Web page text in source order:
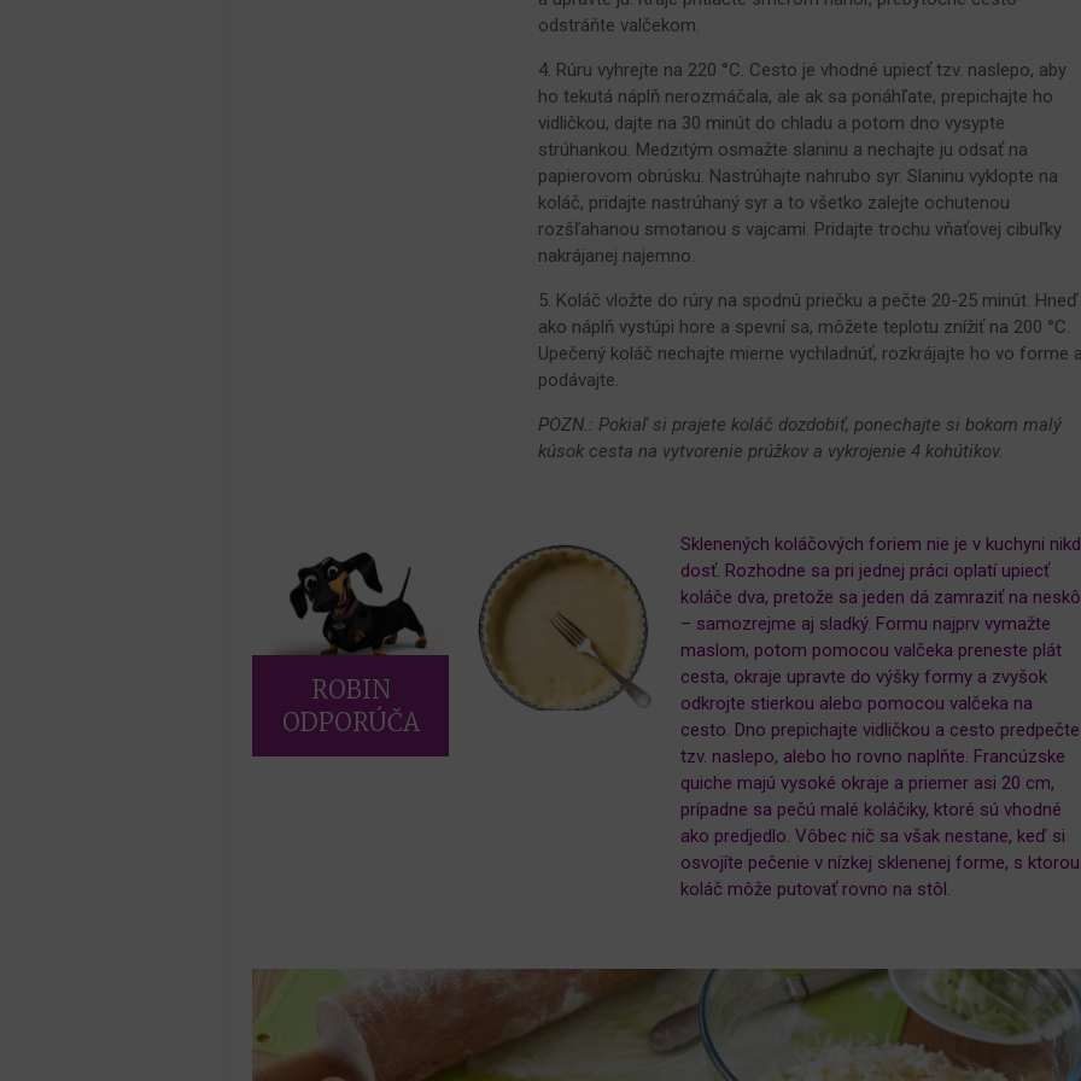
odstráňte valčekom.
4. Rúru vyhrejte na 220 °C. Cesto je vhodné upiecť tzv. naslepo, aby
ho tekutá náplň nerozmáčala, ale ak sa ponáhľate, prepichajte ho
vidličkou, dajte na 30 minút do chladu a potom dno vysypte
strúhankou. Medzitým osmažte slaninu a nechajte ju odsať na
papierovom obrúsku. Nastrúhajte nahrubo syr. Slaninu vyklopte na
koláč, pridajte nastrúhaný syr a to všetko zalejte ochutenou
rozšľahanou smotanou s vajcami. Pridajte trochu vňaťovej cibuľky
nakrájanej najemno.
5. Koláč vložte do rúry na spodnú priečku a pečte 20-25 minút. Hneď
ako náplň vystúpi hore a spevní sa, môžete teplotu znížiť na 200 °C.
Upečený koláč nechajte mierne vychladnúť, rozkrájajte ho vo forme
podávajte.
POZN.: Pokiaľ si prajete koláč dozdobiť, ponechajte si bokom malý
kúsok cesta na vytvorenie prúžkov a vykrojenie 4 kohútikov.
ROBIN
ODPORÚČA
Sklenených koláčových foriem nie je v kuchyni
dosť. Rozhodne sa pri jednej práci oplatí upiecť
koláče dva, pretože sa jeden dá zamraziť na
– samozrejme aj sladký. Formu najprv vymažte
maslom, potom pomocou valčeka preneste plát
cesta, okraje upravte do výšky formy a zvyšok
odkrojte stierkou alebo pomocou valčeka na
cesto. Dno prepichajte vidličkou a cesto predpečte
tzv. naslepo, alebo ho rovno naplňte. Francúzske
quiche majú vysoké okraje a priemer asi 20 cm,
prípadne sa pečú malé koláčiky, ktoré sú vhodné
ako predjedlo. Vôbec nič sa však nestane, keď si
osvojíte pečenie v nízkej sklenenej forme, s ktorou
koláč môže putovať rovno na stôl.